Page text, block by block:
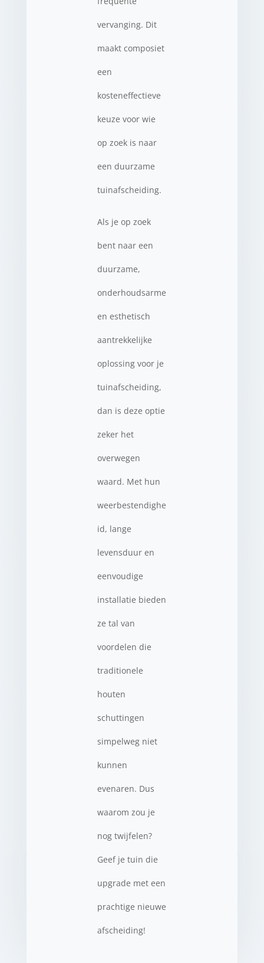
vervanging. Dit
maakt composiet
een
kosteneffectieve
keuze voor wie
op zoek is naar
een duurzame
tuinafscheiding.
Als je op zoek
bent naar een
duurzame,
onderhoudsarme
en esthetisch
aantrekkelijke
oplossing voor je
tuinafscheiding,
dan is deze optie
zeker het
overwegen
waard. Met hun
weerbestendighe
id, lange
levensduur en
eenvoudige
installatie bieden
ze tal van
voordelen die
traditionele
houten
schuttingen
simpelweg niet
kunnen
evenaren. Dus
waarom zou je
nog twijfelen?
Geef je tuin die
upgrade met een
prachtige nieuwe
afscheiding!